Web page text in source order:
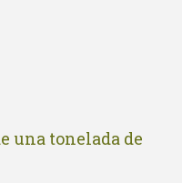
una tonelada de